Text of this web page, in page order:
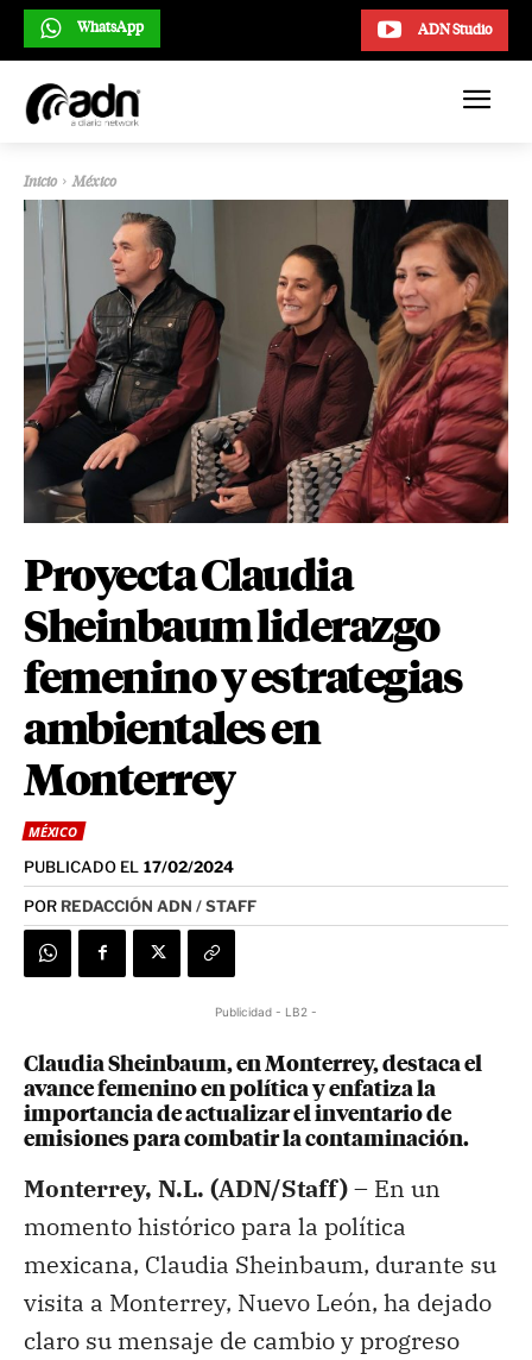
ADN Studio
WhatsApp
Inicio México
Proyecta Claudia
Sheinbaum liderazgo
femenino y estrategias
ambientales en
Monterrey
MÉXICO
PUBLICADO EL 17/02/2024
POR REDACCIÓN ADN / STAFF
Publicidad - LB2 -
Claudia Sheinbaum, en Monterrey, destaca el
avance femenino en política y enfatiza la
importancia de actualizar el inventario de
emisiones para combatir la contaminación.
Monterrey, N.L. (ADN/Staff) – En un
momento histórico para la política
mexicana, Claudia Sheinbaum, durante su
visita a Monterrey, Nuevo León, ha dejado
claro su mensaje de cambio y progreso